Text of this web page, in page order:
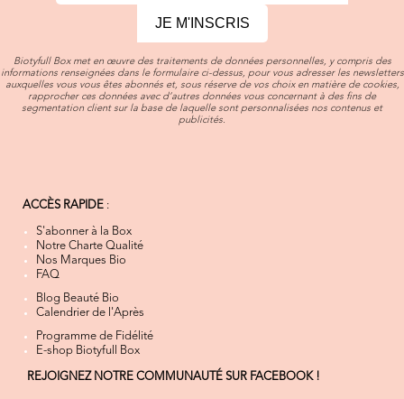
JE M'INSCRIS
Biotyfull Box met en œuvre des traitements de données personnelles, y compris des
informations renseignées dans le formulaire ci-dessus, pour vous adresser les newsletters
auxquelles vous vous êtes abonnés et, sous réserve de vos choix en matière de cookies,
rapprocher ces données avec d’autres données vous concernant à des fins de
segmentation client sur la base de laquelle sont personnalisées nos contenus et
publicités.
ACCÈS RAPIDE :
S'abonner à la Box
Notre Charte Qualité
Nos Marques Bio
FAQ
Blog Beauté Bio
Calendrier de l'Après
Programme de Fidélité
E-shop Biotyfull Box
REJOIGNEZ NOTRE COMMUNAUTÉ SUR FACEBOOK !